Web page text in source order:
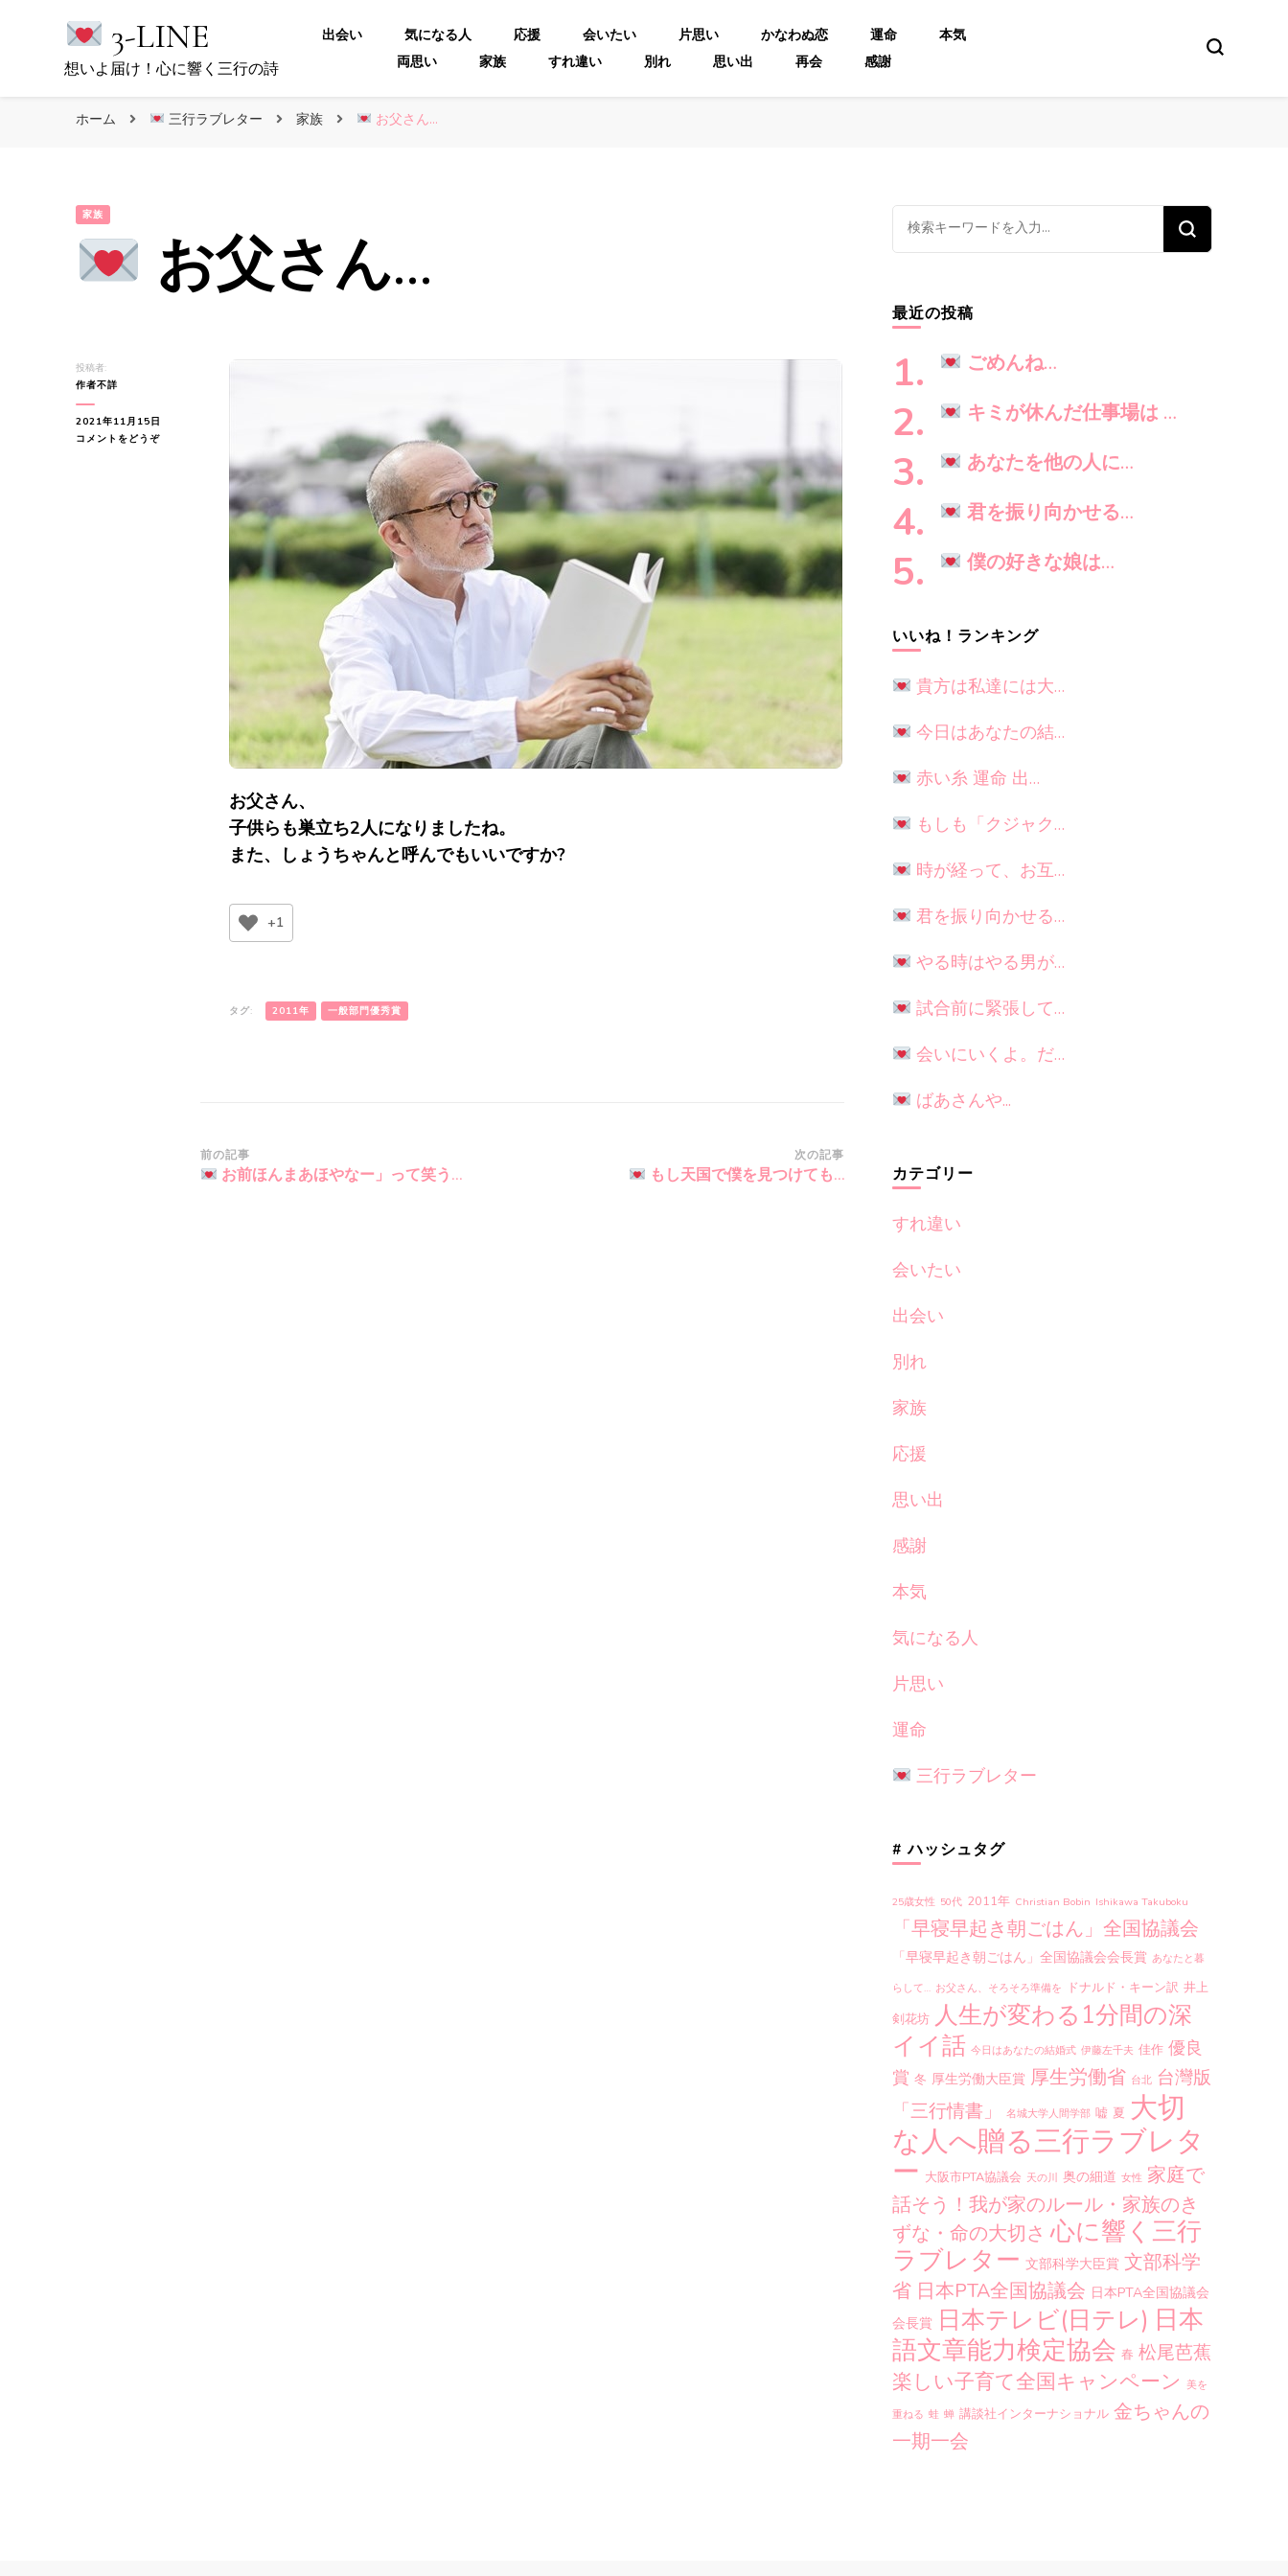
3-LINE
想いよ届け！心に響く三行の詩
出会い 気になる人 応援 会いたい 片思い かなわぬ恋 運命
本気
両思い
家族 すれ違い 別れ 思い出 再会 感謝
ホーム 三行ラブレター 家族 お父さん…
家族
お父さん…
投稿者:
作者不詳
2021年11月15日
コメントをどうぞ(
お父さん、
子供らも巣立ち2人になりましたね。
また、しょうちゃんと呼んでもいいですか?
+1
タグ: 2011年 一般部門優秀賞
投
稿
前の記事
お前ほんまあほやなー」って笑う…
次の記事
もし天国で僕を見つけても…
な
に
お
探
し
で
す
か
?
最近の投稿
ごめんね…
キミが休んだ仕事場は …
あなたを他の人に…
君を振り向かせる…
僕の好きな娘は…
いいね！ランキング
貴方は私達には大…
今日はあなたの結…
赤い糸 運命 出…
もしも「クジャク…
時が経って、お互…
君を振り向かせる…
やる時はやる男が…
試合前に緊張して…
会いにいくよ。だ…
ばあさんや...
カテゴリー
すれ違い
会いたい
出会い
別れ
家族
応援
思い出
感謝
本気
気になる人
片思い
運命
三行ラブレター
# ハッシュタグ
25歳女性 50代 2011年 Christian Bobin Ishikawa Takuboku
「早寝早起き朝ごはん」全国協議会
「早寝早起き朝ごはん」全国協議会会長賞 あなたと暮
らして… お父さん、そろそろ準備を ドナルド・キーン訳 井上
剣花坊 人生が変わる1分間の深
イイ話 今日はあなたの結婚式 伊藤左千夫 佳作 優良
賞 冬 厚生労働大臣賞 厚生労働省 台北 台灣版
「三行情書」
名城大学人間学部 嘘 夏 大切
な人へ贈る三行ラブレタ
ー 大阪市PTA協議会 天の川 奥の細道 女性 家庭で
話そう！我が家のルール・家族のき
ずな・命の大切さ 心に響く三行
ラブレター 文部科学大臣賞 文部科学
省 日本PTA全国協議会 日本PTA全国協議会
会長賞 日本テレビ(日テレ) 日本
語文章能力検定協会 春 松尾芭蕉
楽しい子育て全国キャンペーン 美を
重ねる 蛙 蝉 講談社インターナショナル 金ちゃんの
一期一会